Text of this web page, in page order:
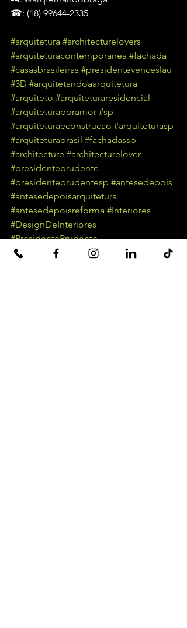
☎: (18) 99644-2335
#arquitetura #architecturelovers
#arquiteturacontemporanea #fachada
#casasbrasileiras #presidentevenceslau
#3D #arquitetandoaarquitetura
#arquiteto #arquiteturaresidencial
#arquiteturaporamor #sp
#arquiteturaeconstrucao #arquiteturasp
#arquiteturabrasil #fachadassp
#architecture #architecturelover
#presidenteprudente
#presidenteprudentesp #antesedepois
#antesedepoisarquitetura
#antesedepoisreforma #Interiores
#DesignDeInteriores
#PresidentePrudente
#ContrateUmArquiteto
#Idéias